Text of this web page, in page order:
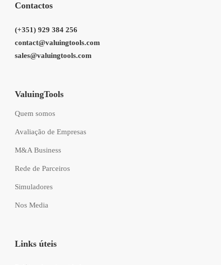
Contactos
(+351) 929 384 256
contact@valuingtools.com
sales@valuingtools.com
ValuingTools
Quem somos
Avaliação de Empresas
M&A Business
Rede de Parceiros
Simuladores
Nos Media
Links úteis